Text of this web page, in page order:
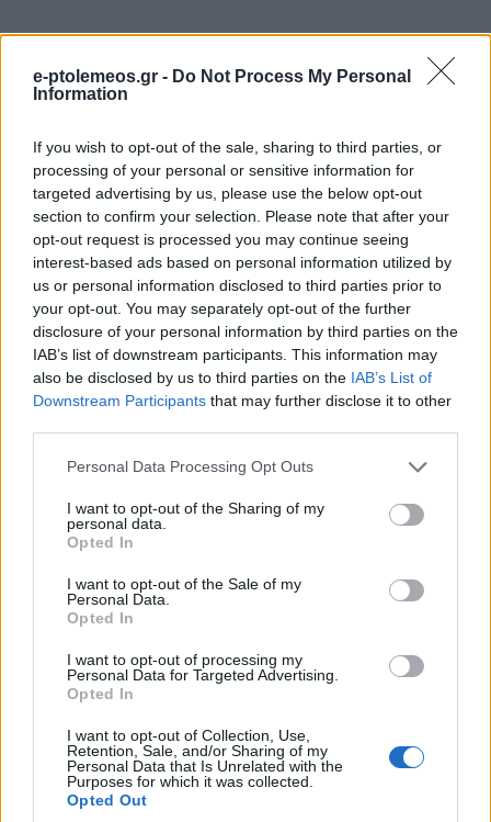
e-ptolemeos.gr - Do Not Process My Personal
Information
If you wish to opt-out of the sale, sharing to third parties, or
processing of your personal or sensitive information for
targeted advertising by us, please use the below opt-out
section to confirm your selection. Please note that after your
opt-out request is processed you may continue seeing
interest-based ads based on personal information utilized by
us or personal information disclosed to third parties prior to
your opt-out. You may separately opt-out of the further
disclosure of your personal information by third parties on the
IAB’s list of downstream participants. This information may
also be disclosed by us to third parties on the IAB’s List of
Downstream Participants that may further disclose it to other
Please note that this website/app uses one or more Google
not limited to your visit or usage behaviour. You may click to
grant or deny consent to Google and its third-party tags to
use your data for below specified purposes in below Google
consent section.
Personal Data Processing Opt Outs
I want to opt-out of the Sharing of my
personal data.
Opted In
I want to opt-out of the Sale of my
Personal Data.
Opted In
I want to opt-out of processing my
Personal Data for Targeted Advertising.
Opted In
I want to opt-out of Collection, Use,
Retention, Sale, and/or Sharing of my
Personal Data that Is Unrelated with the
Purposes for which it was collected.
Opted Out
Ομαδικά αγωνίσματα:
Κατηγορία 10 ετών:
1η θέση στην σκυταλοδρομία 4×50 μικτή
ομαδική mixed.
(Βέζος Κωνσταντίνος, Τζουκοπούλου Ξένια,
Μαλιόγκα Λυδία, Δαβιδόπουλος Γιώργος)
2η θέση στην σκυταλοδρομία 4χ100
ελεύθερο mixed.
(Αραμπατζίδης Στέφανος, Μαστρανέστη
Ανδριάνα, Τζουκοπούλου Ξένια, Δαβιδόπουλος
Γιώργος)
Κατηγορία 11 ετών:
ομαδική mixed.
(Σάρρα Βασιλική, Τριγώνη Βασιλική, Στάχταρης
Γιώργος, Τσιτσιγάνης Νίκος)